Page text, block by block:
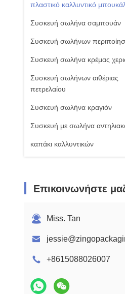
πλαστικό καλλυντικό
Συσκευή σωλήνα σαμπουάν
Συσκευή σωλήνων
Συσκευή σωλήνα κρέμας
Συσκευή σωλήνων αιθέριας
πετρελαίου
Συσκευή σωλήνα κραγιόν
Συσκευή με σωλήνα
καπάκι καλλυντικών
Επικοινωνήστε
Miss. Tan
+8615088026007